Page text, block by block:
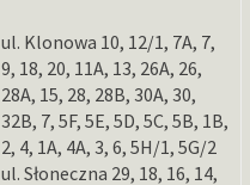
ul. Klonowa 10, 12/1, 7A, 7,
9, 18, 20, 11A, 13, 26A, 26,
28A, 15, 28, 28B, 30A, 30,
32B, 7, 5F, 5E, 5D, 5C, 5B, 1B,
2, 4, 1A, 4A, 3, 6, 5H/1, 5G/2
ul. Słoneczna 29, 18, 16, 14,